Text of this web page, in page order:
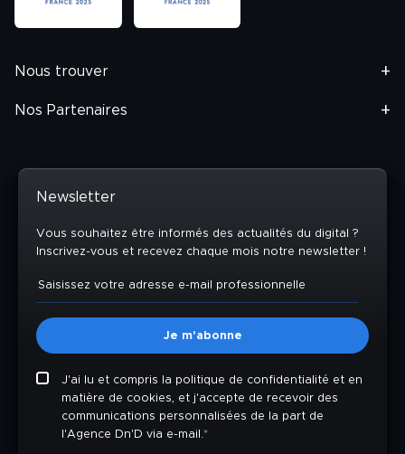
Nous trouver
Nos Partenaires
Newsletter
Vous souhaitez être informés des actualités du digital ?
Inscrivez-vous et recevez chaque mois notre newsletter !
J'ai lu et compris la politique de confidentialité et en
matière de cookies, et j'accepte de recevoir des
communications personnalisées de la part de
l'Agence Dn'D via e-mail.*